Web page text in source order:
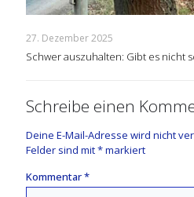
27. Dezember 2025
Schwer auszuhalten: Gibt es nicht
Schreibe einen
Deine E-Mail-Adresse wird nicht
Felder sind mit*markiert
Kommentar*